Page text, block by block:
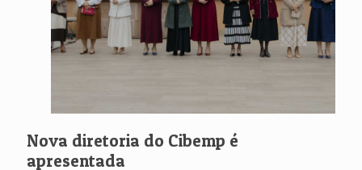
Nova diretoria do Cibemp é
apresentada